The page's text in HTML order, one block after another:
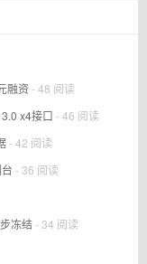
融资 - 48 阅读
x4接口 - 46 阅读
- 42 阅读
- 36 阅读
冻结- 34 阅读